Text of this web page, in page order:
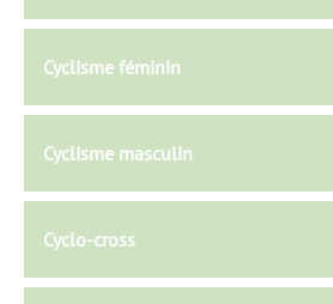
Cyclisme féminin
Cyclisme masculin
Cyclo-cross